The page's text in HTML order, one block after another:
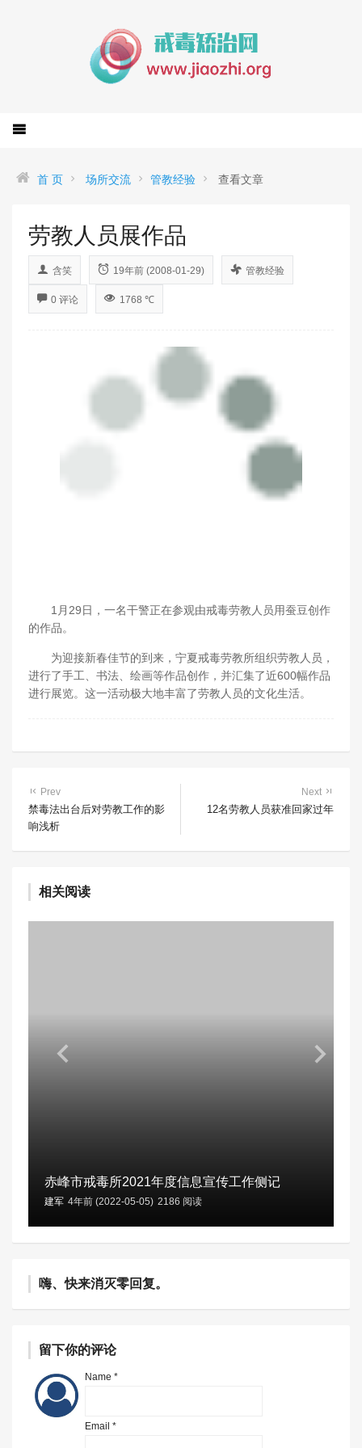
首 页 场所交流 管教经验 查看文章
劳教人员展作品
含笑 19年前 (2008-01-29) 管教经验
0 评论 1768 ℃
1月29日，一名干警正在参观由戒毒劳教人员用蚕豆创作
的作品。
为迎接新春佳节的到来，宁夏戒毒劳教所组织劳教人员，
进行了手工、书法、绘画等作品创作，并汇集了近600幅作品
进行展览。这一活动极大地丰富了劳教人员的文化生活。
Prev
禁毒法出台后对劳教工作的影
响浅析
Next
12名劳教人员获准回家过年
相关阅读
赤峰市戒毒所2021年度信息宣传工作侧记
建军 4年前 (2022-05-05) 2186 阅读
嗨、快来消灭零回复。
留下你的评论
Name *
Email *